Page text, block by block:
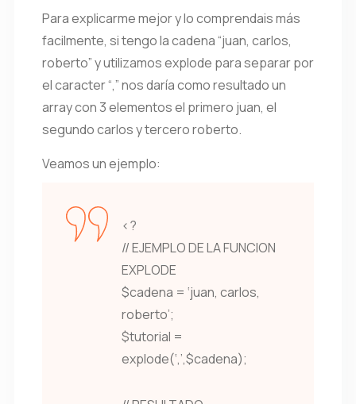
Para explicarme mejor y lo comprendais más
facilmente, si tengo la cadena “juan, carlos,
roberto” y utilizamos explode para separar por
el caracter “,” nos daría como resultado un
array con 3 elementos el primero juan, el
segundo carlos y tercero roberto.
Veamos un ejemplo:
<?
// EJEMPLO DE LA FUNCION
EXPLODE
$cadena = ‘juan, carlos,
roberto’;
$tutorial =
explode(‘,’,$cadena);